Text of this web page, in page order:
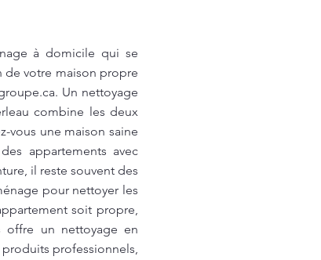
à domicile qui se
de votre maison propre
. Un nettoyage
combine les deux
vous une maison saine
appartements avec
il reste souvent des
pour nettoyer les
soit propre,
offre un nettoyage en
professionnels,